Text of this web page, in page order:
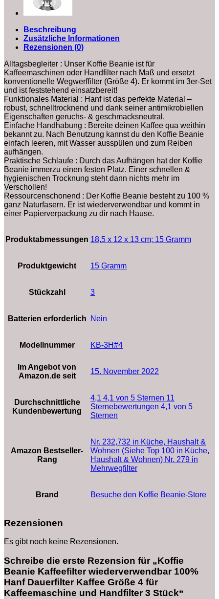
Beschreibung
Zusätzliche Informationen
Rezensionen (0)
Alltagsbegleiter : Unser Koffie Beanie ist für
Kaffeemaschinen oder Handfilter nach Maß und ersetzt
konventionelle Wegwerffilter (Größe 4). Er kommt im 3er-Set
und ist feststehend einsatzbereit!
Funktionales Material : Hanf ist das perfekte Material –
robust, schnelltrocknend und dank seiner antimikrobiellen
Eigenschaften geruchs- & geschmacksneutral.
Einfache Handhabung : Bereite deinen Kaffee qua weithin
bekannt zu. Nach Benutzung kannst du den Koffie Beanie
einfach leeren, mit Wasser ausspülen und zum Reiben
aufhängen.
Praktische Schlaufe : Durch das Aufhängen hat der Koffie
Beanie immerzu einen festen Platz. Einer schnellen &
hygienischen Trocknung steht dann nichts mehr im
Verschollen!
Ressourcenschonend : Der Koffie Beanie besteht zu 100 %
ganz Naturfasern. Er ist wiederverwendbar und kommt in
einer Papierverpackung zu dir nach Hause.
Produktabmessungen ‎18,5 x 12 x 13 cm; 15 Gramm
Produktgewicht ‎15 Gramm
Stückzahl ‎3
Batterien erforderlich ‎Nein
Modellnummer KB-3H#4
Im Angebot von
Amazon.de seit
15. November 2022
Durchschnittliche
Kundenbewertung
4,1 4,1 von 5 Sternen 11
Sternebewertungen 4,1 von 5
Sternen
Amazon Bestseller-
Rang
Nr. 232,732 in Küche, Haushalt &
Wohnen (Siehe Top 100 in Küche,
Haushalt & Wohnen) Nr. 279 in
Mehrwegfilter
Brand Besuche den Koffie Beanie-Store
Rezensionen
Es gibt noch keine Rezensionen.
Schreibe die erste Rezension für „Koffie
Beanie Kaffeefilter wiederverwendbar 100%
Hanf Dauerfilter Kaffee Größe 4 für
Kaffeemaschine und Handfilter 3 Stück“